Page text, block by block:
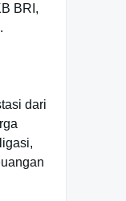
BRI,
dari